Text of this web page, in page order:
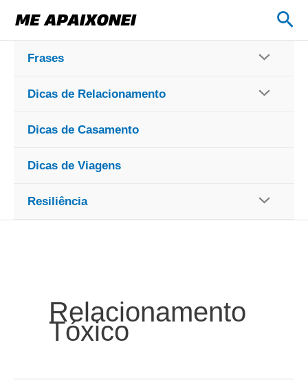
para
conteúdo
Frases
Dicas de Relacionamento
Dicas de Casamento
Dicas de Viagens
Resiliência
Relacionamento
Tóxico